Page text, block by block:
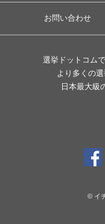
お問い合わせ
選挙ドットコム
より多くの
日本最大級
© イ